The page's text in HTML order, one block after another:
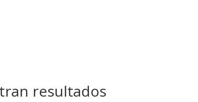
resultados